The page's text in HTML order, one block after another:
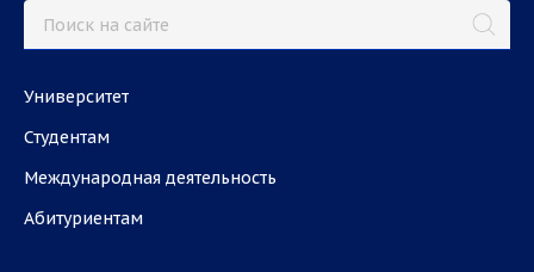
Университет
Студентам
Международная деятельность
Абитуриентам